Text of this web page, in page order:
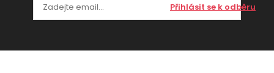
Přihlásit se k odběru